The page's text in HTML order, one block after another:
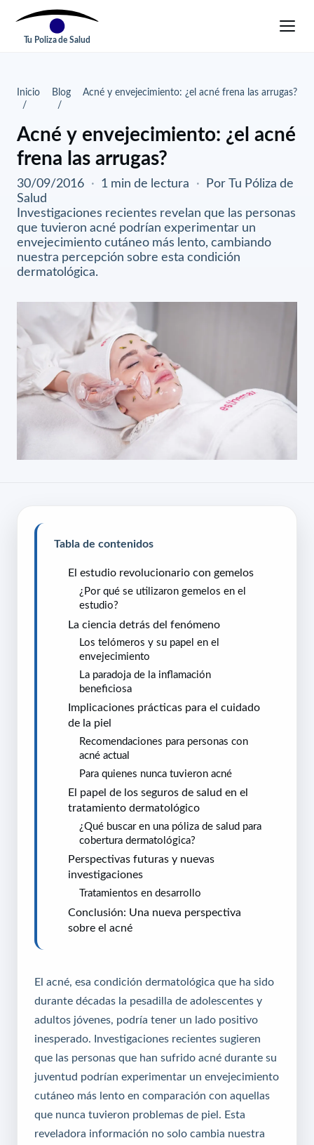
Tu Poliza de Salud
Inicio Blog Acné y envejecimiento: ¿el acné frena las arrugas?
Acné y envejecimiento: ¿el acné
frena las arrugas?
30/09/2016 · 1 min de lectura ·
Por Tu Póliza de
Salud
Investigaciones recientes revelan que las personas
que tuvieron acné podrían experimentar un
envejecimiento cutáneo más lento, cambiando
nuestra percepción sobre esta condición
dermatológica.
Tabla de contenidos
El estudio revolucionario con gemelos
¿Por qué se utilizaron gemelos en el
estudio?
La ciencia detrás del fenómeno
Los telómeros y su papel en el
envejecimiento
La paradoja de la inflamación
beneficiosa
Implicaciones prácticas para el cuidado
de la piel
Recomendaciones para personas con
acné actual
Para quienes nunca tuvieron acné
El papel de los seguros de salud en el
tratamiento dermatológico
¿Qué buscar en una póliza de salud para
cobertura dermatológica?
Perspectivas futuras y nuevas
investigaciones
Tratamientos en desarrollo
Conclusión: Una nueva perspectiva
sobre el acné
El acné, esa condición dermatológica que ha sido
durante décadas la pesadilla de adolescentes y
adultos jóvenes, podría tener un lado positivo
inesperado. Investigaciones recientes sugieren
que las personas que han sufrido acné durante su
juventud podrían experimentar un envejecimiento
cutáneo más lento en comparación con aquellas
que nunca tuvieron problemas de piel. Esta
reveladora información no solo cambia nuestra